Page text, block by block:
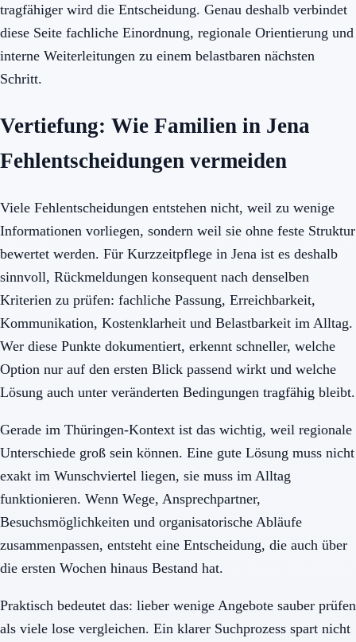
tragfähiger wird die Entscheidung. Genau deshalb verbindet
diese Seite fachliche Einordnung, regionale Orientierung und
interne Weiterleitungen zu einem belastbaren nächsten
Schritt.
Vertiefung: Wie Familien in Jena
Fehlentscheidungen vermeiden
Viele Fehlentscheidungen entstehen nicht, weil zu wenige
Informationen vorliegen, sondern weil sie ohne feste Struktur
bewertet werden. Für Kurzzeitpflege in Jena ist es deshalb
sinnvoll, Rückmeldungen konsequent nach denselben
Kriterien zu prüfen: fachliche Passung, Erreichbarkeit,
Kommunikation, Kostenklarheit und Belastbarkeit im Alltag.
Wer diese Punkte dokumentiert, erkennt schneller, welche
Option nur auf den ersten Blick passend wirkt und welche
Lösung auch unter veränderten Bedingungen tragfähig bleibt.
Gerade im Thüringen-Kontext ist das wichtig, weil regionale
Unterschiede groß sein können. Eine gute Lösung muss nicht
exakt im Wunschviertel liegen, sie muss im Alltag
funktionieren. Wenn Wege, Ansprechpartner,
Besuchsmöglichkeiten und organisatorische Abläufe
zusammenpassen, entsteht eine Entscheidung, die auch über
die ersten Wochen hinaus Bestand hat.
Praktisch bedeutet das: lieber wenige Angebote sauber prüfen
als viele lose vergleichen. Ein klarer Suchprozess spart nicht